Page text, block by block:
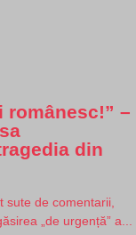
românesc!” –
din
sute de comentarii,
„de urgență” a...